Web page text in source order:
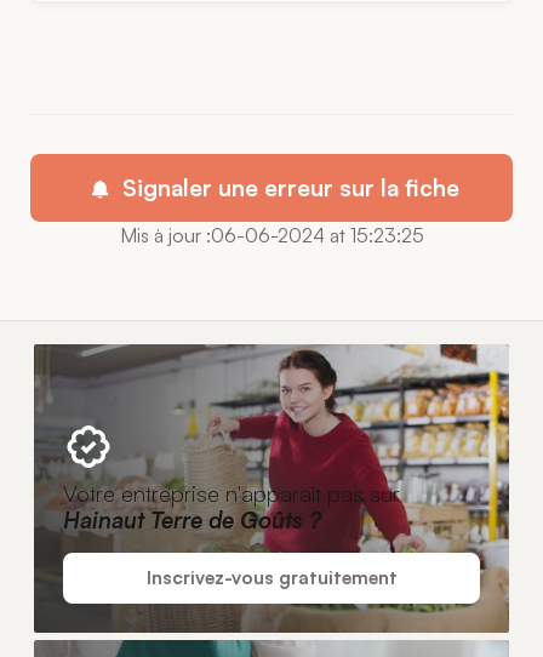
Signaler une erreur sur la fiche
Mis à jour :06-06-2024 at 15:23:25
Votre entreprise n'apparaît pas sur
Hainaut Terre de Goûts ?
Inscrivez-vous gratuitement